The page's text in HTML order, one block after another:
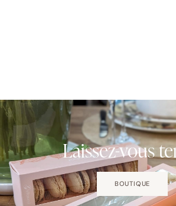
Laissez-vous
BOUTIQUE